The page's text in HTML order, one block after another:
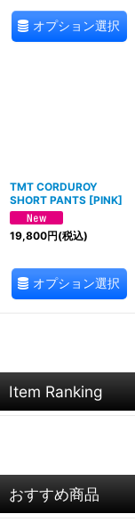
オプション選択
TMT CORDUROY
SHORT PANTS [PINK]
19,800円(税込)
オプション選択
Item Ranking
おすすめ商品